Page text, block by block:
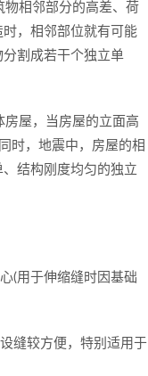
相邻部分的高差、荷
，相邻部位就有可能
割成若干个独立单
屋，当房屋的立面高
时，地震中，房屋的相
结构刚度均匀的独立
(用于伸缩缝时因基础
缝较方便，特别适用于